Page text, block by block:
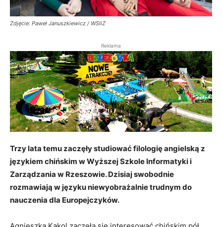
Zdjęcie: Paweł Januszkiewicz / WSIiZ
Reklama
Trzy lata temu zaczęły studiować filologię angielską z
językiem chińskim w Wyższej Szkole Informatyki i
Zarządzania w Rzeszowie. Dzisiaj swobodnie
rozmawiają w języku niewyobrażalnie trudnym do
nauczenia dla Europejczyków.